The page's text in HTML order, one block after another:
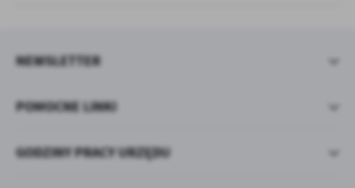
POMOCNE LINKI
NEWSLETTER
GODZINY PRACY URZĘDU